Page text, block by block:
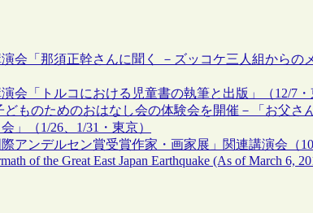
会「那須正幹さんに聞く －ズッコケ三人組からの
会「トルコにおける児童書の執筆と出版」（12/7・
どものためのおはなし会の体験会を開催－「お父さ
」（1/26、1/31・東京）
アンデルセン賞受賞作家・画家展」関連講演会（
of the Great East Japan Earthquake (As of March 6,